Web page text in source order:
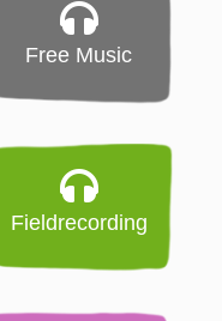
Free Music
Fieldrecording